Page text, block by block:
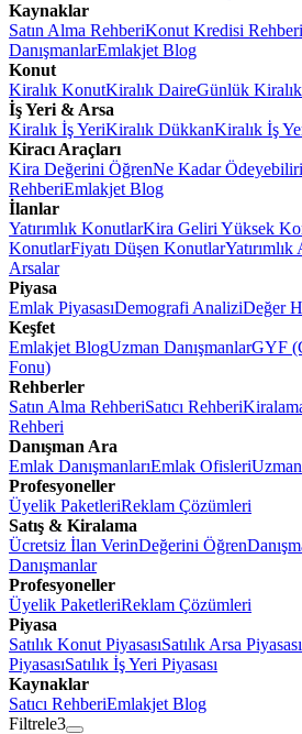
Kaynaklar
Satın Alma RehberiKonut Kredisi Rehberi
DanışmanlarEmlakjet Blog
Konut
Kiralık KonutKiralık DaireGünlük
İş Yeri & Arsa
Kiralık İş YeriKiralık DükkanKiralık İş
Kiracı Araçları
Kira Değerini ÖğrenNe Kadar
RehberiEmlakjet Blog
İlanlar
Yatırımlık KonutlarKira Geliri Yüksek
KonutlarFiyatı Düşen KonutlarYatırımlık
Arsalar
Piyasa
Emlak PiyasasıDemografi AnaliziDeğer
Keşfet
Emlakjet BlogUzman DanışmanlarGYF
Fonu)
Rehberler
Satın Alma RehberiSatıcı Rehberi
Rehberi
Danışman Ara
Emlak DanışmanlarıEmlak Ofisleri
Profesyoneller
Üyelik PaketleriReklam Çözümleri
Satış & Kiralama
Ücretsiz İlan VerinDeğerini Öğren
Danışmanlar
Profesyoneller
Üyelik PaketleriReklam Çözümleri
Piyasa
Satılık Konut PiyasasıSatılık Arsa Piyasası
PiyasasıSatılık İş Yeri Piyasası
Kaynaklar
Satıcı RehberiEmlakjet Blog
Filtrele3